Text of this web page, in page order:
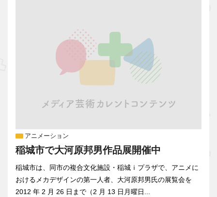
アニメーション
稲城市で大河原邦男作品展開催中
稲城市は、同市の複合文化施設・稲城ｉプラザで、アニメに
おけるメカデザインの第一人者、大河原邦男氏の展覧会を
2012 年 2 月 26 日まで（2 月 13 日月曜日...